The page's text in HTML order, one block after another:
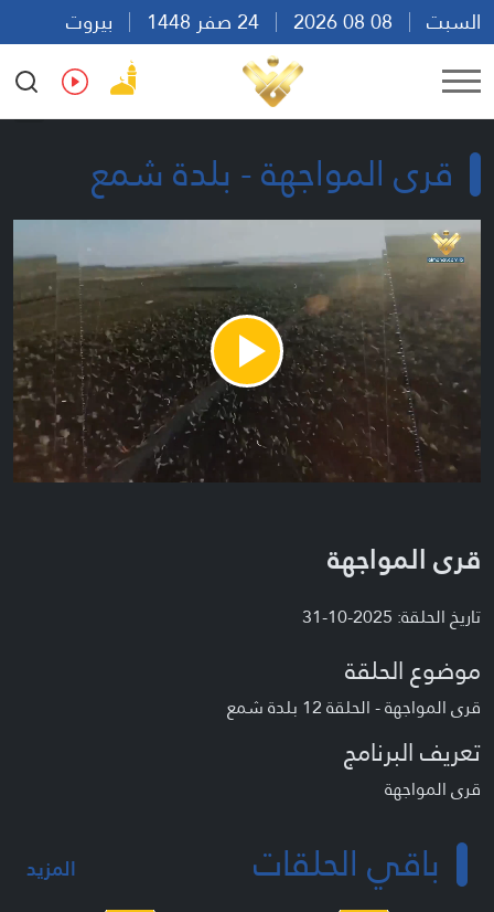
السبت
بيروت
15:45
Ar En Fr Es
قرى المواجهة - بلدة شمع
Play
Video
قرى المواجهة
تاريخ الحلقة: 2025-10-31
موضوع الحلقة
قرى المواجهة - الحلقة 12 بلدة شمع
تعريف البرنامج
قرى المواجهة
باقي الحلقات المزيد